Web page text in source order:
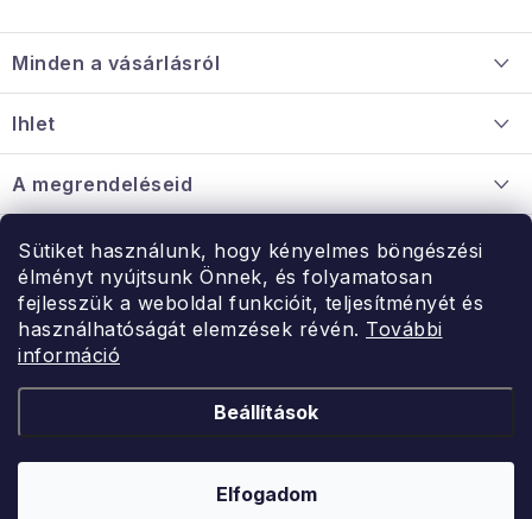
Sütiket használunk, hogy kényelmes böngészési
élményt nyújtsunk Önnek, és folyamatosan
fejlesszük a weboldal funkcióit, teljesítményét és
használhatóságát elemzések révén. További
információ
Beállítások
Elfogadom
á
b
é
c
Minden a vásárlásról
Információ a mellékletről
Nagykereskedelmi együttműködés
Ihlet
A megrendeléseid
Érintkezés
Rendelésem
Érintkezés
Hé-Pé: 9:00-15:00
uzlet@modernvasarlas.hu
Kereskedelem feltételei
ModernVasarlas.hu. Minden jog fenntartva.